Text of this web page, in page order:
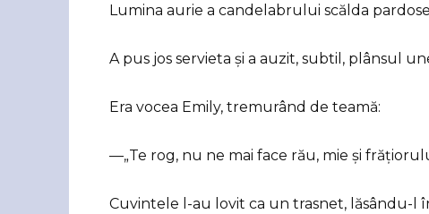
Lumina aurie a candelabrului scălda
A pus jos servieta și a auzit, subtil, plânsul
Era vocea Emily, tremurând de teamă:
—„Te rog, nu ne mai face rău, mie și
Cuvintele l-au lovit ca un trasnet, lăsându-l